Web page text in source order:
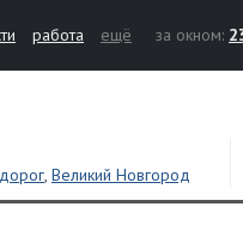
работа ещё за окном:
, Великий Новгород